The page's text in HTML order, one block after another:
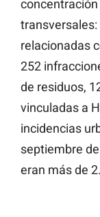
relacionadas
252
de residuos,
vinculadas a
incidencias
septiembre
eran más de